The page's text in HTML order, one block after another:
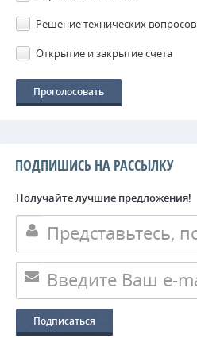
Решение технических вопросов
Открытие и закрытие счета
ПОДПИШИСЬ НА РАССЫЛКУ
Получайте лучшие предложения!